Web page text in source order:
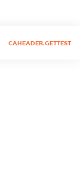
CAHEADER.GETTEST